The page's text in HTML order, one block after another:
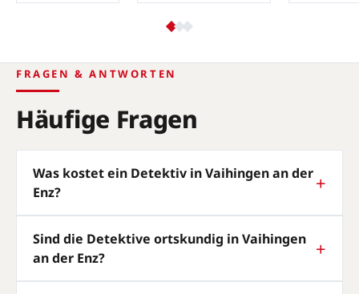
FRAGEN & ANTWORTEN
Häufige Fragen
Was kostet ein Detektiv in Vaihingen an der
Enz?
Sind die Detektive ortskundig in Vaihingen
an der Enz?